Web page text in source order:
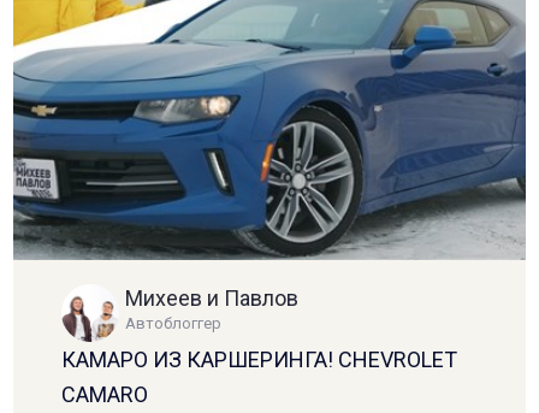
Михеев и Павлов
Автоблоггер
КАМАРО ИЗ КАРШЕРИНГА! CHEVROLET
CAMARO